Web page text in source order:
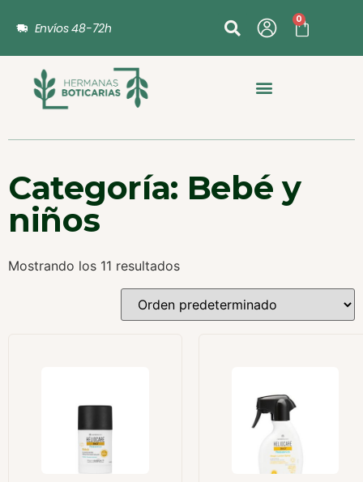
Envíos 48-72h
0
Categoría: Bebé y
niños
Mostrando los 11 resultados